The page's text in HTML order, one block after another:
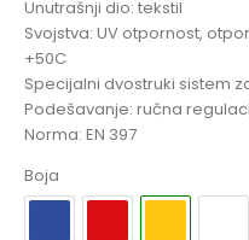
Unutrašnji dio: tekstil
Svojstva: UV otpornost,
+50C
Specijalni dvostruki sistem
Podešavanje: ručna
Norma: EN 397
Boja